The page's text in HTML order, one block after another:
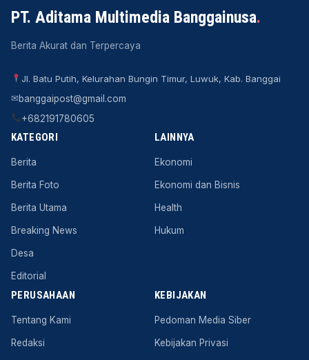
PT. Aditama Multimedia Banggainusa.
Berita Akurat dan Terpercaya
Jl. Batu Putih, Kelurahan Bungin Timur, Luwuk, Kab. Banggai
✉banggaipost@gmail.com
+682191780605
KATEGORI
Berita
Berita Foto
Berita Utama
Breaking News
Desa
Editorial
LAINNYA
Ekonomi
Ekonomi dan Bisnis
Health
Hukum
PERUSAHAAN
Tentang Kami
Redaksi
KEBIJAKAN
Pedoman Media Siber
Kebijakan Privasi